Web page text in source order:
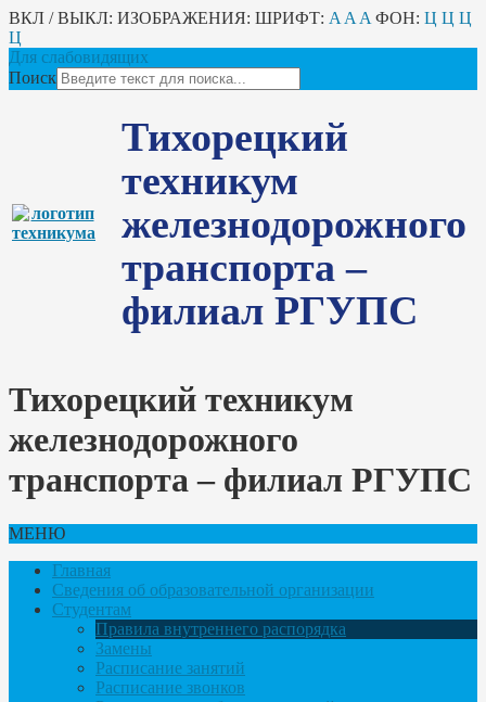
ВКЛ / ВЫКЛ: ИЗОБРАЖЕНИЯ: ШРИФТ: A A A ФОН: Ц Ц Ц
Ц
Для слабовидящих
Поиск
Тихорецкий
техникум
железнодорожного
транспорта –
филиал РГУПС
Тихорецкий техникум
железнодорожного
транспорта – филиал РГУПС
МЕНЮ
Главная
Сведения об образовательной организации
Студентам
Правила внутреннего распорядка
Замены
Расписание занятий
Расписание звонков